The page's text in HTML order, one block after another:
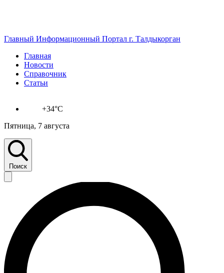
Главный Информационный Портал г. Талдыкорган
Главная
Новости
Справочник
Статьи
+34°C
Пятница, 7 августа
Поиск